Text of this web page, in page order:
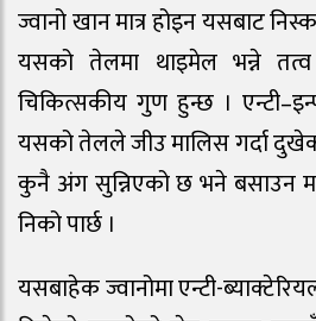
ज्वानो खान मात्र होइन यसबाट
यसको तेलमा थाइमेल भन्ने
चिकित्सकीय गुण हुन्छ ।
यसको तेलले जीउ मालिस गर्दा
कुनै अंग सुन्निएको छ भने बसाउन
निको पार्छ ।
यसबाहेक ज्वानोमा एन्टी-